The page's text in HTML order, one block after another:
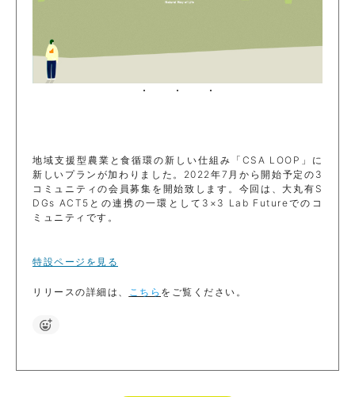
地域支援型農業と食循環の新しい仕組み「CSA LOOP」に
新しいプランが加わりました。2022年7月から開始予定の3
コミュニティの会員募集を開始致します。今回は、大丸有S
DGs ACT5との連携の一環として3×3 Lab Futureでのコ
ミュニティです。
特設ページを見る
リリースの詳細は、 こちら をご覧ください。